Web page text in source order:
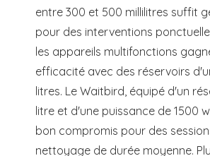
entre 300 et 500 millilitres suffit
pour des interventions
les appareils multifonctions
efficacité avec des réservoirs
litres. Le Waitbird, équipé d'un
litre et d'une puissance de 1500
bon compromis pour des
nettoyage de durée moyenne.